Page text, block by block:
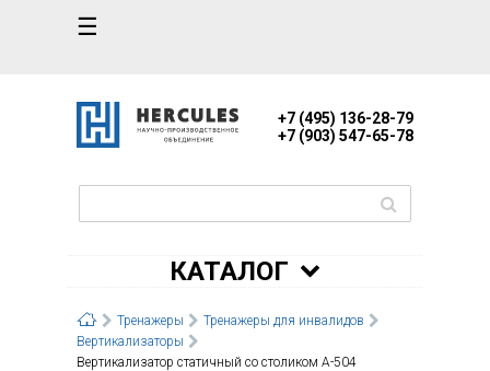
☰
+7 (495) 136-28-79
+7 (903) 547-65-78
КАТАЛОГ
Тренажеры
Тренажеры для инвалидов
Вертикализаторы
Вертикализатор статичный со столиком А-504